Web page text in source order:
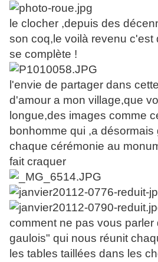
le clocher ,depuis des
son coq,le voilà revenu c'est
se complète !
l'envie de partager dans
d'amour a mon village,que
longue,des images comme
bonhomme qui ,a désormais
chaque cérémonie au
fait craquer
comment ne pas vous parler
gaulois" qui nous réunit
les tables taillées dans les